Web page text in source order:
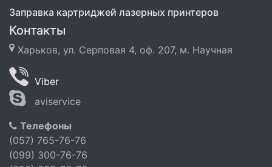
Заправка картриджей лазерных принтеров
Контакты
Харьков, ул. Серповая 4, оф. 207, м. Научная
Viber
aviservice
Телефоны
(057) 765-76-76
(099) 300-76-76